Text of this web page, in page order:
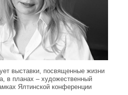
выставки, посвященные жизни
в планах – художественный
Ялтинской конференции